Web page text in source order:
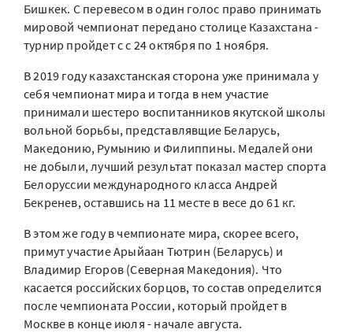
Бишкек. С перевесом в один голос право принимать
мировой чемпионат передано столице Казахстана -
турнир пройдет с с 24 октября по 1 ноября.
В 2019 году казахстанская сторона уже принимала у
себя чемпионат мира и тогда в нем участие
принимали шестеро воспитанников якутской школы
вольной борьбы, представлявщие Беларусь,
Македонию, Румынию и Филиппины. Медалей они
не добыли, лучший результат показал мастер спорта
Белоруссии международного класса Андрей
Бекренев, оставшись на 11 месте в весе до 61 кг.
В этом же году в чемпионате мира, скорее всего,
примут участие Арыйаан Тютрин (Беларусь) и
Владимир Егоров (Северная Македония). Что
касается российских борцов, то состав определится
после чемпионата России, который пройдет в
Москве в конце июля - начале августа.